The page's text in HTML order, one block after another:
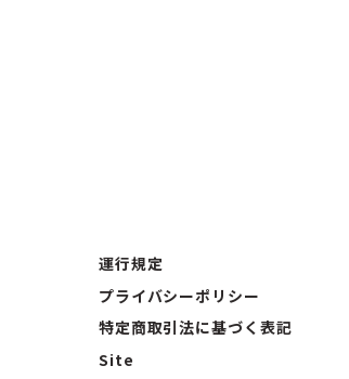
運行規定
プライバシーポリシー
特定商取引法に基づく表記
Site